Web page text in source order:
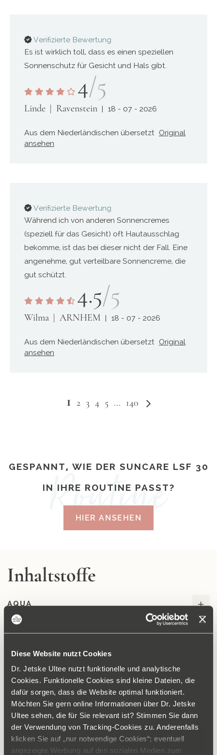
Diese Website nutzt Cookies
Dr. Jetske Ultee nutzt funktionelle und analytische
Cookies. Funktionelle Cookies sind kleine Dateien, die
dafür sorgen, dass die Website optimal funktioniert.
Möchten Sie gern online Informationen über Dr. Jetske
Ultee sehen, die für Sie relevant ist? Stimmen Sie dann
der Verwendung von Tracking-Cookies zu. Anderenfalls
klicken Sie auf „nur notwendige Cookies“; eventuell
angezeigte Werbung auf den sozialen Medien zum
Verifizierte Bewertung
Es ist wirklich toll, dass es einen speziellen
Sonnenschutz für Gesicht und Hals gibt.
4/5
Linde Ravenstein 18 - 07 - 2026
Aus dem Niederländischen übersetzt Original
ansehen
Verifizierte Bewertung
Während ich von anderen Sonnencremes
(speziell für das Gesicht) oft Hautausschlag
bekomme, ist das bei dieser nicht der Fall. Eine
angenehme, gut verteilbare Sonnencreme, die
gut schützt.
4.5/5
Wilma ARNHEM 18 - 07 - 2026
Aus dem Niederländischen übersetzt Original
ansehen
Sie
Seite
1 Seite
2 Seite
3 Seite
4 Seite
5 ... Seite
140
GESPANNT, WIE DER SUNCARE LSF 30
IN IHRE ROUTINE PASST?
HIER ANSEHEN
Inhaltstoffe
AQUA
C12-15 ALKYL BENZOATE
METHOXYPHENYL TRIAZINE
METHYLENE BIS-BENZOTRIAZOLYL
TETRAMETHYLBUTYLPHENOL (NANO)